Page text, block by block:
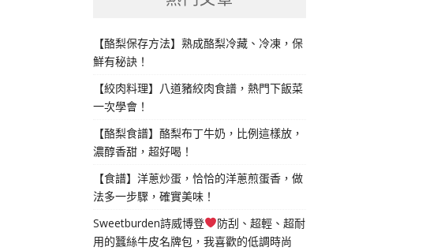
【酪梨保存方法】熟成酪梨冷藏、冷凍，保
鮮有秘訣！
【絞肉料理】八道豬絞肉食譜，熱門下飯菜
一次學會！
【酪梨食譜】酪梨布丁牛奶，比例這樣放，
濃醇香甜，超好喝！
【食譜】洋蔥炒蛋，恰恰的洋蔥煎蛋香，做
法多一步驟，確實美味！
Sweetburden詩威博登
防刮、超輕、超耐
用的蠶絲牛皮名牌包，我喜歡的低調時尚